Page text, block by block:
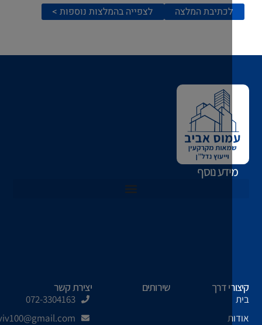
לכתיבת המלצה לצפייה בהמלצות נוספות >
נוסף
יצירת קשר
072-3304163
amosaviv100@gmail.com
דרך